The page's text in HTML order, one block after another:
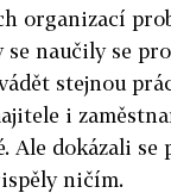
organizací
naučily se
stejnou
i
Ale dokázali se
ničím.